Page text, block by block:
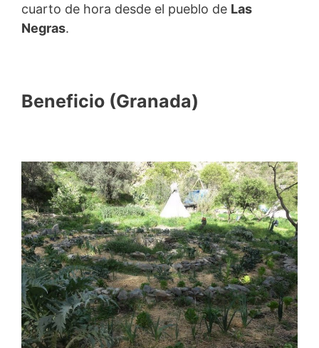
cuarto de hora desde el pueblo de Las
Negras.
Beneficio (Granada)